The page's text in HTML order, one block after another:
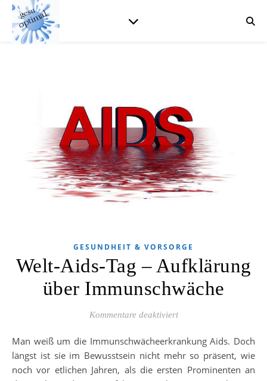
GESUNDHEIT & VORSORGE
Welt-Aids-Tag – Aufklärung
über Immunschwäche
Kommentare deaktiviertfür Welt-Aids-Tag –
Man weiß um die Immunschwächeerkrankung Aids. Doch
längst ist sie im Bewusstsein nicht mehr so präsent, wie
noch vor etlichen Jahren, als die ersten Prominenten an